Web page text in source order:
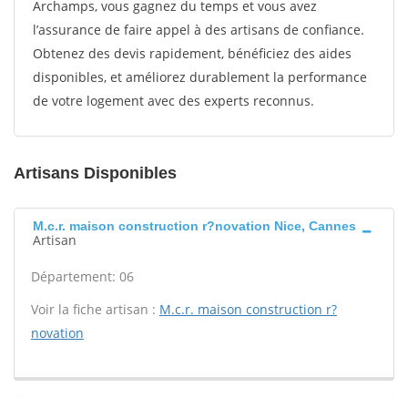
Archamps, vous gagnez du temps et vous avez
l’assurance de faire appel à des artisans de confiance.
Obtenez des devis rapidement, bénéficiez des aides
disponibles, et améliorez durablement la performance
de votre logement avec des experts reconnus.
Artisans Disponibles
M.c.r. maison construction r?novation Nice, Cannes
Artisan
Département: 06
Voir la fiche artisan : M.c.r. maison construction r?
novation